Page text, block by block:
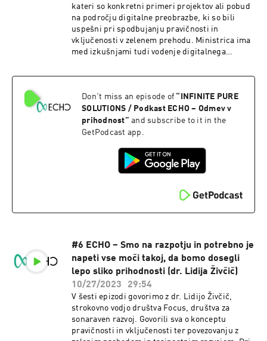
kateri so konkretni primeri projektov ali pobud
na področju digitalne preobrazbe, ki so bili
uspešni pri spodbujanju pravičnosti in
vključenosti v zelenem prehodu. Ministrica ima
med izkušnjami tudi vodenje digitalnega
med Fakulteto za elektrotehniko in Skupnostjo
digitalizacije ter nudi podporo pri razvoju
digitalnih znanj. Zato sva govorili tudi o
izkušnjah, ki bi bile koristne pri opolnomočenju
občin za zeleni prehod. Kot prvo predsednico
ministrico vprašali tudi o vlogi inženirk v
zelenem prehodu.
Don't miss an episode of “
INFINITE PURE
SOLUTIONS / Podkast ECHO – Odmev v
prihodnost” and subscribe to it in the
GetPodcast app.
#6 ECHO – Smo na razpotju in potrebno je
napeti vse moči takoj, da bomo dosegli
lepo sliko prihodnosti (dr. Lidija Živčič)
10/27/2023
29:54
V šesti epizodi govorimo z dr. Lidijo Živčič,
strokovno vodjo društva Focus, društva za
sonaraven razvoj. Govorili sva o konceptu
pravičnosti in vključenosti ter povezovanju z